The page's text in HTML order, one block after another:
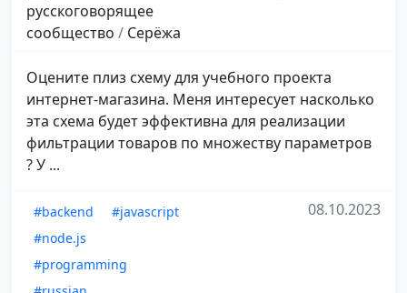
русскоговорящее
сообщество / Серёжа
Оцените плиз схему для учебного проекта
интернет-магазина. Меня интересует насколько
эта схема будет эффективна для реализации
фильтрации товаров по множеству параметров
? У ...
#backend
#javascript
#node.js
#programming
08.10.2023